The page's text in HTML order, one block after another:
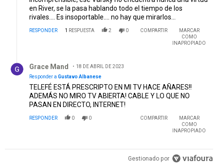
en River, se la pasa hablando todo el tiempo de los
rivales.... Es insoportable.... no hay que mirarlos...
RESPONDER 1 RESPUESTA 2 0 COMPARTIR
MARCAR
COMO
INAPROPIADO
Grace Mand
18 DE ABRIL DE 2023
Responder a Gustavo Albanese
TELEFÉ ESTÁ PRESCRIPTO EN MI TV HACE AÑARES!!
ADEMÁS NO MIRO TV ABIERTA! CABLE Y LO QUE NO
PASAN EN DIRECTO, INTERNET!
RESPONDER 0 0 COMPARTIR
MARCAR
COMO
INAPROPIADO
Gestionado por